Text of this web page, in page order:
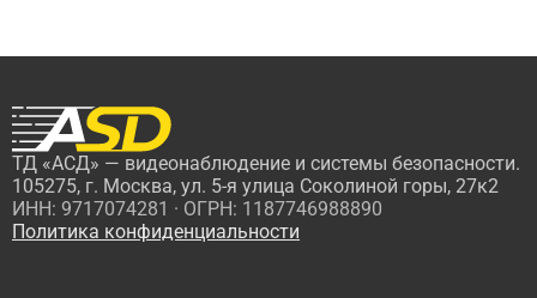
ТД «АСД» — видеонаблюдение и системы безопасности.
105275, г. Москва, ул. 5-я улица Соколиной горы, 27к2
ИНН: 9717074281 · ОГРН: 1187746988890
Политика конфиденциальности